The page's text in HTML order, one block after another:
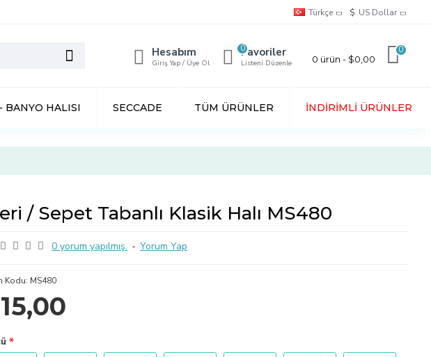
Türkçe $ US Dollar
Hesabım
Giriş Yap / Üye Ol
Favoriler
Listeni Düzenle
0
0 ürün - $0,00
0
BANYO HALISI SECCADE TÜM ÜRÜNLER İNDIRIMLI ÜRÜNLER
/ Sepet Tabanlı Klasik Halı MS480
0 yorum yapılmış. - Yorum Yap
Kodu: MS480